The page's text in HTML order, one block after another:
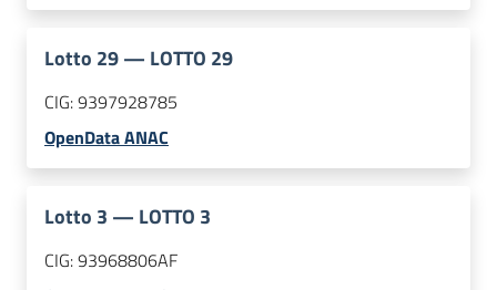
Lotto 29— LOTTO 29
CIG:9397928785
OpenData ANAC
Lotto 3 — LOTTO 3
CIG:93968806AF